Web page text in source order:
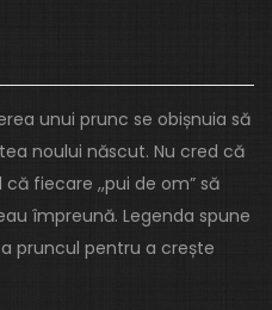
unui prunc se obișnuia să
noului născut. Nu cred că
fiecare ,,pui de om” să
împreună. Legenda spune
pruncul pentru a crește